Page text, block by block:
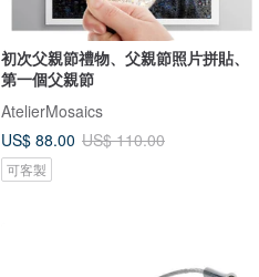
初次父親節禮物、父親節照片拼貼、
第一個父親節
AtelierMosaics
US$ 88.00 US$ 110.00
可客製